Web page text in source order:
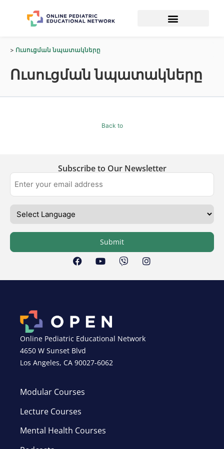
Ուսուցման նպատակները
Ուսուցման նպատակները
Back to
Subscribe to Our Newsletter
Submit
Online Pediatric Educational Network
4650 W Sunset Blvd
Los Angeles, CA 90027-6062
Modular Courses
Lecture Courses
Mental Health Courses